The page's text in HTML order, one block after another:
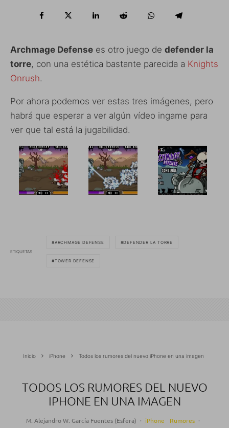
Archmage Defense es otro juego de defender la
torre, con una estética bastante parecida a Knights
Onrush.
Por ahora podemos ver estas tres imágenes, pero
habrá que esperar a ver algún vídeo ingame para
ver que tal está la jugabilidad.
ETIQUETAS
ARCHMAGE DEFENSE DEFENDER LA TORRE
TOWER DEFENSE
Inicio iPhone Todos los rumores del nuevo iPhone en una imagen
TODOS LOS RUMORES DEL NUEVO
IPHONE EN UNA IMAGEN
M. Alejandro W. García Fuentes (Esfera) · iPhone Rumores ·